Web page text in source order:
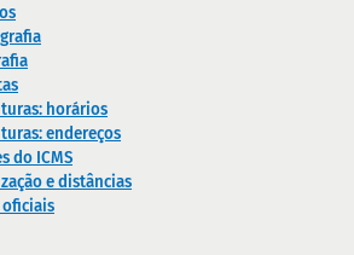
horários
endereços
do ICMS
e distâncias
oficiais